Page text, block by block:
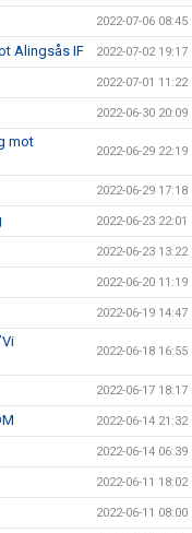
2022-07-06 08:45
Alingsås IF 2022-07-02 19:17
2022-07-01 11:22
2022-06-30 20:09
mot
2022-06-29 22:19
2022-06-29 17:18
2022-06-23 22:01
2022-06-23 13:22
2022-06-20 11:19
2022-06-19 14:47
2022-06-18 16:55
2022-06-17 18:17
2022-06-14 21:32
2022-06-14 06:39
2022-06-11 18:02
2022-06-11 08:00